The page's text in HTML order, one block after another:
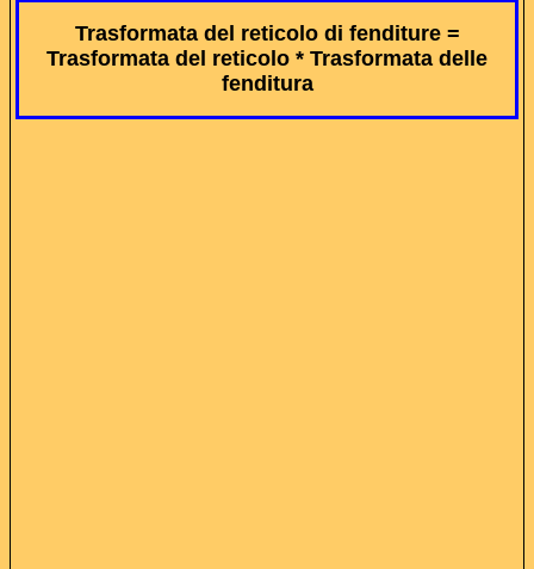
Trasformata del reticolo di fenditure =
Trasformata del reticolo * Trasformata delle
fenditura